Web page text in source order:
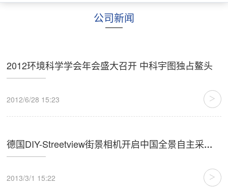
公司新闻
2012环境科学学会年会盛大召开 中科宇图独占鳌头
2012/6/28 15:23 >
德国DIY-Streetview街景相机开启中国全景自主采集新时代
2013/3/1 15:22 >